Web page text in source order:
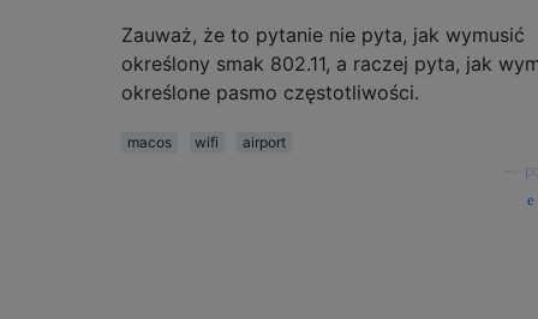
Zauważ, że to pytanie nie pyta, jak wymusić
określony smak 802.11, a raczej pyta, jak
określone pasmo częstotliwości.
macos wifi
airport